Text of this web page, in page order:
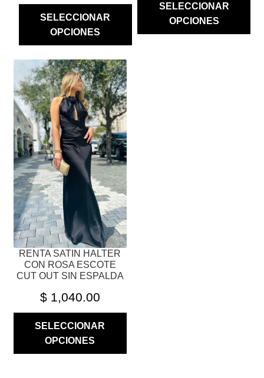
SELECCIONAR
OPCIONES
SELECCIONAR
OPCIONES
RENTA SATIN HALTER
CON ROSA ESCOTE
CUT OUT SIN ESPALDA
$1,040.00
SELECCIONAR
OPCIONES
ESTE
PRODUCTO
TIENE
MÚLTIPLES
VARIANTES.
LAS
OPCIONES
SE
PUEDEN
ELEGIR
EN
LA
PÁGINA
DE
PRODUCTO